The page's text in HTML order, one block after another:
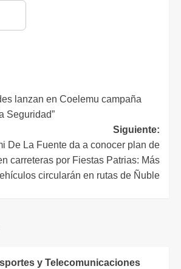
lanzan en Coelemu campaña
Seguridad”
Siguiente:
De La Fuente da a conocer plan de
carreteras por Fiestas Patrias: Más
circularán en rutas de Ñuble
y Telecomunicaciones